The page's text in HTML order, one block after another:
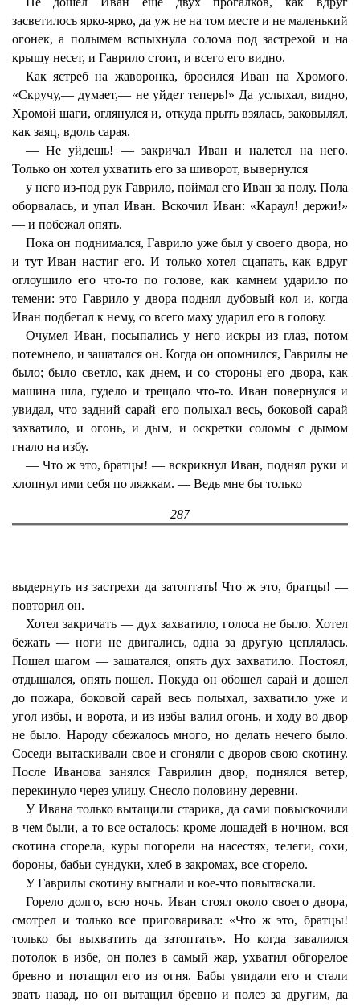
засветилось ярко-ярко, да уж не на том месте и не маленький
огонек, а полымем вспыхнула солома под застрехой и на
крышу несет, и Гаврило стоит, и всего его видно.
Как ястреб на жаворонка, бросился Иван на Хромого.
«Скручу,— думает,— не уйдет теперь!» Да услыхал, видно,
Хромой шаги, оглянулся и, откуда прыть взялась, заковылял,
как заяц, вдоль сарая.
— Не уйдешь! — закричал Иван и налетел на него.
Только он хотел ухватить его за шиворот, вывернулся
у него из-под рук Гаврило, поймал его Иван за полу. Пола
оборвалась, и упал Иван. Вскочил Иван: «Караул! держи!»
— и побежал опять.
Пока он поднимался, Гаврило уже был у своего двора, но
и тут Иван настиг его. И только хотел сцапать, как вдруг
оглоушило его что-то по голове, как камнем ударило по
темени: это Гаврило у двора поднял дубовый кол и, когда
Иван подбегал к нему, со всего маху ударил его в голову.
Очумел Иван, посыпались у него искры из глаз, потом
потемнело, и зашатался он. Когда он опомнился, Гаврилы не
было; было светло, как днем, и со стороны его двора, как
машина шла, гудело и трещало что-то. Иван повернулся и
увидал, что задний сарай его полыхал весь, боковой сарай
захватило, и огонь, и дым, и оскретки соломы с дымом
гнало на избу.
— Что ж это, братцы! — вскрикнул Иван, поднял руки и
хлопнул ими себя по ляжкам. — Ведь мне бы только
287
выдернуть из застрехи да затоптать! Что ж это, братцы! —
повторил он.
Хотел закричать — дух захватило, голоса не было. Хотел
бежать — ноги не двигались, одна за другую цеплялась.
Пошел шагом — зашатался, опять дух захватило. Постоял,
отдышался, опять пошел. Покуда он обошел сарай и дошел
до пожара, боковой сарай весь полыхал, захватило уже и
угол избы, и ворота, и из избы валил огонь, и ходу во двор
не было. Народу сбежалось много, но делать нечего было.
Соседи вытаскивали свое и сгоняли с дворов свою скотину.
После Иванова занялся Гаврилин двор, поднялся ветер,
перекинуло через улицу. Снесло половину деревни.
У Ивана только вытащили старика, да сами повыскочили
в чем были, а то все осталось; кроме лошадей в ночном, вся
скотина сгорела, куры погорели на насестях, телеги, сохи,
бороны, бабьи сундуки, хлеб в закромах, все сгорело.
У Гаврилы скотину выгнали и кое-что повытаскали.
Горело долго, всю ночь. Иван стоял около своего двора,
смотрел и только все приговаривал: «Что ж это, братцы!
только бы выхватить да затоптать». Но когда завалился
потолок в избе, он полез в самый жар, ухватил обгорелое
бревно и потащил его из огня. Бабы увидали его и стали
звать назад, но он вытащил бревно и полез за другим, да